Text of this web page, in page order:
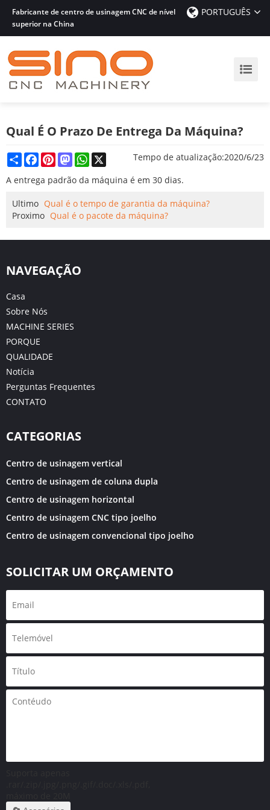
Fabricante de centro de usinagem CNC de nível
superior na China
PORTUGUÊS
Qual É O Prazo De Entrega Da Máquina?
ShareFacebook
PinterestMastodonWhatsApp Tempo de atualização:2020/6/23
A entrega padrão da máquina é em 30 dias.
Ultimo Qual é o tempo de garantia da máquina?
Proximo Qual é o pacote da máquina?
NAVEGAÇÃO
Casa
Sobre Nós
MACHINE SERIES
PORQUE
QUALIDADE
Notícia
Perguntas Frequentes
CONTATO
CATEGORIAS
Centro de usinagem vertical
Centro de usinagem de coluna dupla
Centro de usinagem horizontal
Centro de usinagem CNC tipo joelho
Centro de usinagem convencional tipo joelho
SOLICITAR UM ORÇAMENTO